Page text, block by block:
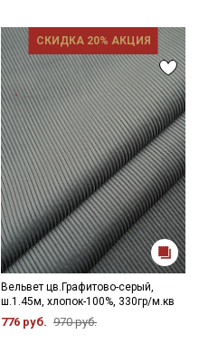
СКИДКА 20% АКЦИЯ
Вельвет цв.Графитово-серый,
ш.1.45м, хлопок-100%, 330гр/м.кв
776 руб. 970 руб.